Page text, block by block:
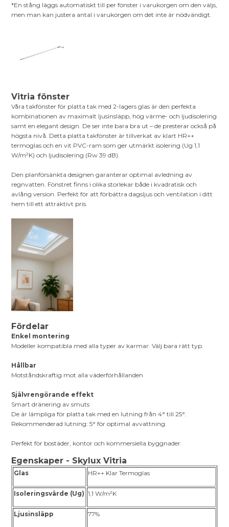
*En stång läggs automatiskt till per fönster i varukorgen om den väljs,
men man kan justera antal i varukorgen om det inte är nödvändigt.
Vitria fönster
Våra takfönster för platta tak med 2-lagers glas är den perfekta
kombinationen av maximalt ljusinsläpp, hög värme- och ljudisolering
samt en elegant design. De ser inte bara bra ut – de presterar också på
högsta nivå. Detta platta takfönster är tillverkat av klart HR++
termoglas och en vit PVC-ram som ger utmärkt isolering (Ug 1,1
W/m²K) och ljudisolering (Rw 39 dB).
Den planförsänkta designen garanterar optimal avledning av
regnvatten. Fönstret finns i olika storlekar både i kvadratisk och
avlång version. Perfekt för att förbättra dagsljus och ventilation i ditt
hem till ett attraktivt pris.
Fördelar
Enkel montering
Modeller kompatibla med alla typer av karmar. Välj bara rätt typ.
Hållbar
Motståndskraftig mot alla väderförhållanden
Självrengörande effekt
Smart dränering av smuts
De är lämpliga för platta tak med en lutning från 4° till 25°.
Rekommenderad lutning: 5° för optimal avvattning.
Perfekt för bostäder, kontor och kommersiella byggnader.
Egenskaper - Skylux Vitria
Glas HR++ Klar Termoglas
Isoleringsvärde (Ug) 1,1 W/m²K
Ljusinsläpp 77%